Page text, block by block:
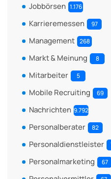
Jobbörsen 1.176
Karrieremessen 97
Management 268
Markt & Meinung 8
Mitarbeiter 5
Mobile Recruiting 69
Nachrichten 9.792
Personalberater 82
Personaldienstleister
Personalmarketing 67